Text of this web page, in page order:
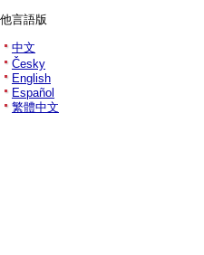
他言語版
中文
Česky
English
Español
繁體中文